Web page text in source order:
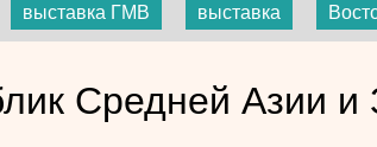
выставка ГМВ выставка
Средней Азии и